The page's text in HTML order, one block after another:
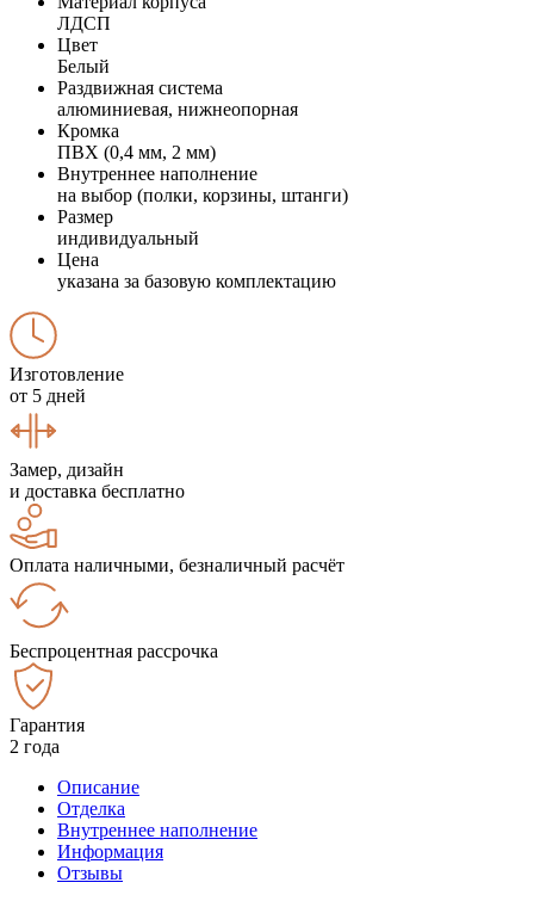
ЛДСП
Цвет
Белый
Раздвижная система
алюминиевая, нижнеопорная
Кромка
ПВХ (0,4 мм, 2 мм)
Внутреннее наполнение
на выбор (полки, корзины, штанги)
Размер
индивидуальный
Цена
указана за базовую комплектацию
Изготовление
от 5 дней
Замер, дизайн
и доставка бесплатно
Оплата наличными, безналичный расчёт
Беспроцентная рассрочка
Гарантия
2 года
Описание
Отделка
Внутреннее наполнение
Информация
Отзывы